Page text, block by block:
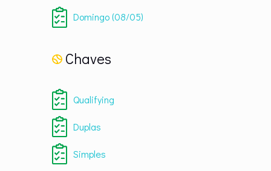
Domingo (08/05)
Chaves
Qualifying
Duplas
Simples